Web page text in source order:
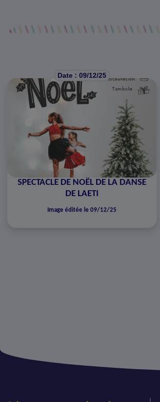
Date : 09/12/25
SPECTACLE DE NOËL DE LA DANSE
DE LAETI
Image éditée le 09/12/25